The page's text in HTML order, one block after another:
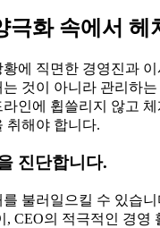
극화 속에서 헤
에 직면한 경영진과 이
것이 아니라 관리하
인에 휩쓸리지 않고
취해야 합니다.
진단합니다.
불러일으킬 수 있습
, CEO의 적극적인 경영